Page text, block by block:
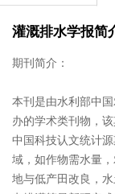
灌溉排水学报简
期刊简介：
本刊是由水利部中
办的学术类刊物，
中国科技认文统计
域，如作物需水量
地与低产田改良，